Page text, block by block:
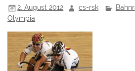
2. August 2012 cs-rsk
Olympia